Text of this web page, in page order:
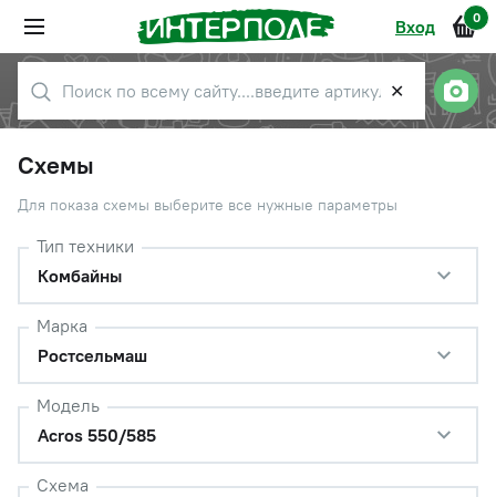
Вход 0
✕
Схемы
Для показа схемы выберите все нужные параметры
Тип техники
Комбайны
Марка
Ростсельмаш
Модель
Acros 550/585
Схема